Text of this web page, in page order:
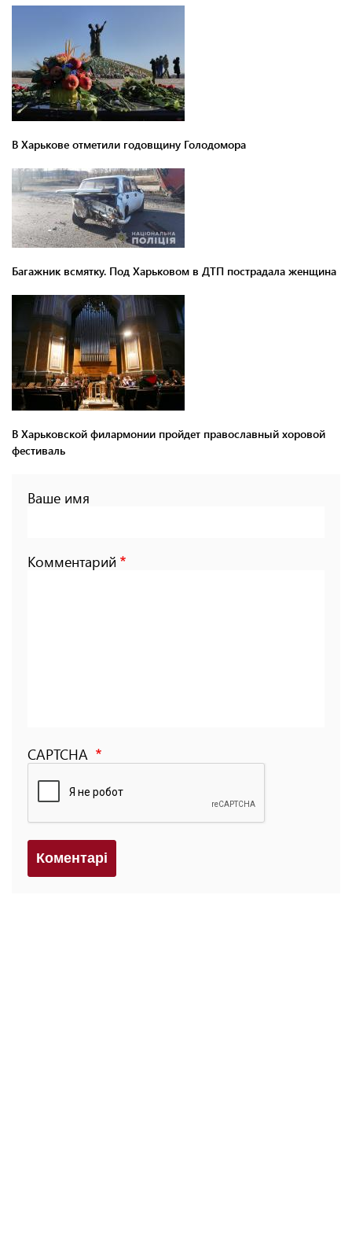
В Харькове отметили годовщину Голодомора
Багажник всмятку. Под Харьковом в ДТП пострадала женщина
В Харьковской филармонии пройдет православный хоровой
фестиваль
Ваше имя
Комментарий
CAPTCHA
Коментарi